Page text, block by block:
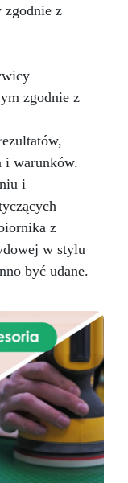
zgodnie z
zgodnie z
i warunków.
i
z
w stylu
być udane.